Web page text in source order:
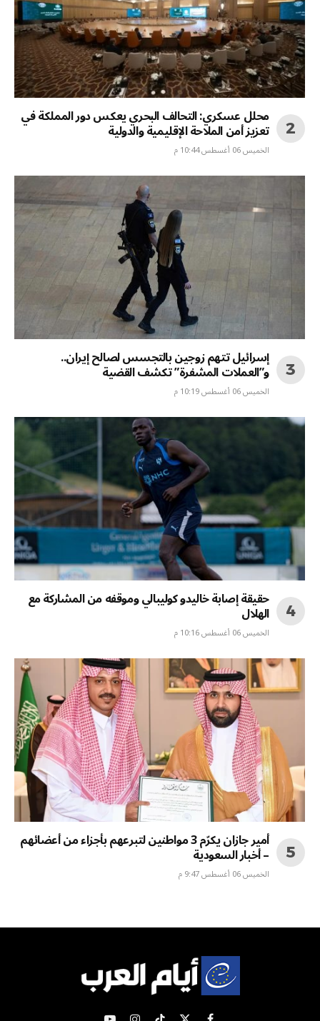
محلل عسكري: التحالف البحري يعكس دور المملكة في
تعزيز أمن الملاحة الإقليمية والدولية
الخميس 06 أغسطس 10:44 م
إسرائيل تتهم زوجين بالتجسس لصالح إيران..
و”العملات المشفرة” تكشف القضية
الخميس 06 أغسطس 10:19 م
حقيقة إصابة خاليدو كوليبالي وموقفه من المشاركة مع
الهلال
الخميس 06 أغسطس 10:16 م
أمير جازان يكرّم 3 مواطنين لتبرعهم بأجزاء من أعضائهم
– أخبار السعودية
الخميس 06 أغسطس 9:47 م